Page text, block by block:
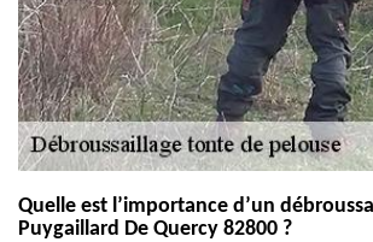
Quelle est l’importance d’un
Puygaillard De Quercy 82800 ?